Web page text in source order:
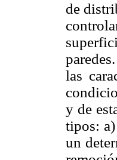
de
las
y de
tipos:
un